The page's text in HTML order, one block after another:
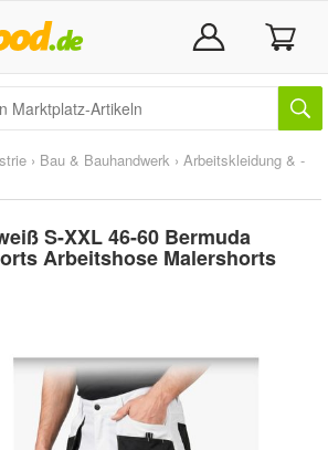
› Bau & Bauhandwerk › Arbeitskleidung & -
S-XXL 46-60 Bermuda
Arbeitshose Malershorts